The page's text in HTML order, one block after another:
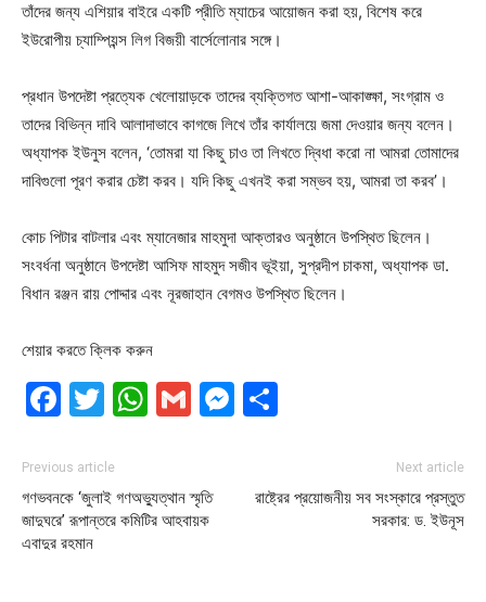
তাঁদের জন্য এশিয়ার বাইরে একটি প্রীতি ম্যাচের আয়োজন করা হয়, বিশেষ করে
ইউরোপীয় চ্যাম্পিয়ন্স লিগ বিজয়ী বার্সেলোনার সঙ্গে।
প্রধান উপদেষ্টা প্রত্যেক খেলোয়াড়কে তাদের ব্যক্তিগত আশা-আকাঙ্ক্ষা, সংগ্রাম ও
তাদের বিভিন্ন দাবি আলাদাভাবে কাগজে লিখে তাঁর কার্যালয়ে জমা দেওয়ার জন্য বলেন।
অধ্যাপক ইউনুস বলেন, ‘তোমরা যা কিছু চাও তা লিখতে দ্বিধা করো না আমরা তোমাদের
দাবিগুলো পূরণ করার চেষ্টা করব। যদি কিছু এখনই করা সম্ভব হয়, আমরা তা করব’।
কোচ পিটার বাটলার এবং ম্যানেজার মাহমুদা আক্তারও অনুষ্ঠানে উপস্থিত ছিলেন।
সংবর্ধনা অনুষ্ঠানে উপদেষ্টা আসিফ মাহমুদ সজীব ভূইয়া, সুপ্রদীপ চাকমা, অধ্যাপক ডা.
বিধান রঞ্জন রায় পোদ্দার এবং নূরজাহান বেগমও উপস্থিত ছিলেন।
শেয়ার করতে ক্লিক করুন
Facebook
Twitter
WhatsApp
GmailMessenger
Previous article
গণভবনকে ‘জুলাই গণঅভ্যুত্থান স্মৃতি
জাদুঘরে’ রূপান্তরে কমিটির আহবায়ক
এবাদুর রহমান
Next article
রাষ্ট্রের প্রয়োজনীয় সব সংস্কারে প্রস্তুত
সরকার: ড. ইউনূস